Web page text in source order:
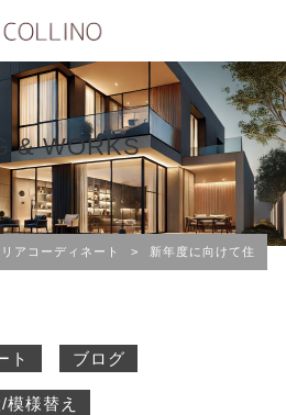
& WORKS
アコーディネート > 新年度に向けて住ま
ト ブログ
様替え